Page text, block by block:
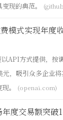
现的典范。
模式实现年度
API方式提供，按调
元，吸引众多企业
。
(openai.com)
度交易额突破